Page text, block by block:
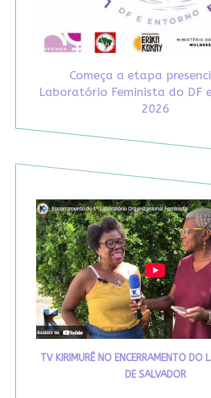
Começa a etapa
Laboratório Feminista do DF
2026
TV KIRIMURÊ NO ENCERRAMENTO DO
DE SALVADOR